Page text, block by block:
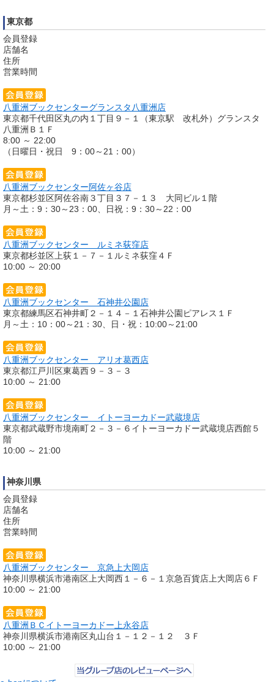
東京都
会員登録
店舗名
住所
営業時間
八重洲ブックセンターグランスタ八重洲店
東京都千代田区丸の内１丁目９－１（東京駅 改札外）グランスタ
八重洲Ｂ１Ｆ
8:00 ～ 22:00
（日曜日・祝日 9：00～21：00）
八重洲ブックセンター阿佐ヶ谷店
東京都杉並区阿佐谷南３丁目３７－１３ 大同ビル１階
月～土：9：30～23：00、日祝：9：30～22：00
八重洲ブックセンター ルミネ荻窪店
東京都杉並区上荻１－７－１ルミネ荻窪４Ｆ
10:00 ～ 20:00
八重洲ブックセンター 石神井公園店
東京都練馬区石神井町２－１４－１石神井公園ピアレス１Ｆ
月～土：10：00～21：30、日・祝：10:00～21:00
八重洲ブックセンター アリオ葛西店
東京都江戸川区東葛西９－３－３
10:00 ～ 21:00
八重洲ブックセンター イトーヨーカドー武蔵境店
東京都武蔵野市境南町２－３－６イトーヨーカドー武蔵境店西館５
階
10:00 ～ 21:00
神奈川県
会員登録
店舗名
住所
営業時間
八重洲ブックセンター 京急上大岡店
神奈川県横浜市港南区上大岡西１－６－１京急百貨店上大岡店６Ｆ
10:00 ～ 21:00
八重洲ＢＣイトーヨーカドー上永谷店
神奈川県横浜市港南区丸山台１－１２－１２ ３Ｆ
10:00 ～ 21:00